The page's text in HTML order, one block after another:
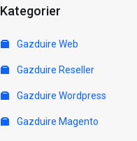
Kategorier
Gazduire Web
Gazduire Reseller
Gazduire Wordpress
Gazduire Magento